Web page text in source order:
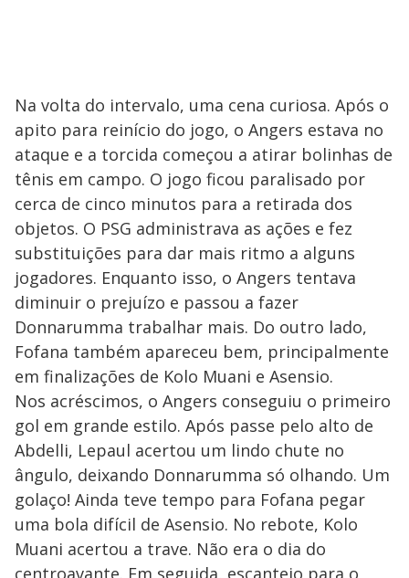
Na volta do intervalo, uma cena curiosa. Após o
apito para reinício do jogo, o Angers estava no
ataque e a torcida começou a atirar bolinhas de
tênis em campo. O jogo ficou paralisado por
cerca de cinco minutos para a retirada dos
objetos. O PSG administrava as ações e fez
substituições para dar mais ritmo a alguns
jogadores. Enquanto isso, o Angers tentava
diminuir o prejuízo e passou a fazer
Donnarumma trabalhar mais. Do outro lado,
Fofana também apareceu bem, principalmente
em finalizações de Kolo Muani e Asensio.
Nos acréscimos, o Angers conseguiu o primeiro
gol em grande estilo. Após passe pelo alto de
Abdelli, Lepaul acertou um lindo chute no
ângulo, deixando Donnarumma só olhando. Um
golaço! Ainda teve tempo para Fofana pegar
uma bola difícil de Asensio. No rebote, Kolo
Muani acertou a trave. Não era o dia do